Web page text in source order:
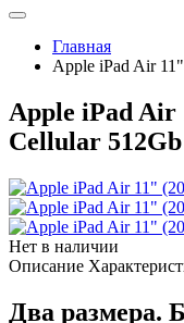
Главная
Apple iPad Air
Apple iPad Air
Cellular
Нет в наличии
Описание
Два размера.